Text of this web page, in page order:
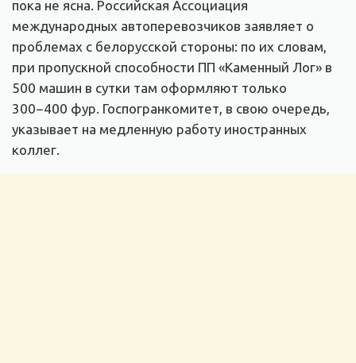
пока не ясна. Российская Ассоциация
международных автоперевозчиков заявляет о
проблемах с белорусской стороны: по их словам,
при пропускной способности ПП «Каменный Лог» в
500 машин в сутки там оформляют только
300−400 фур. Госпогранкомитет, в свою очередь,
указывает на медленную работу иностранных
коллег.